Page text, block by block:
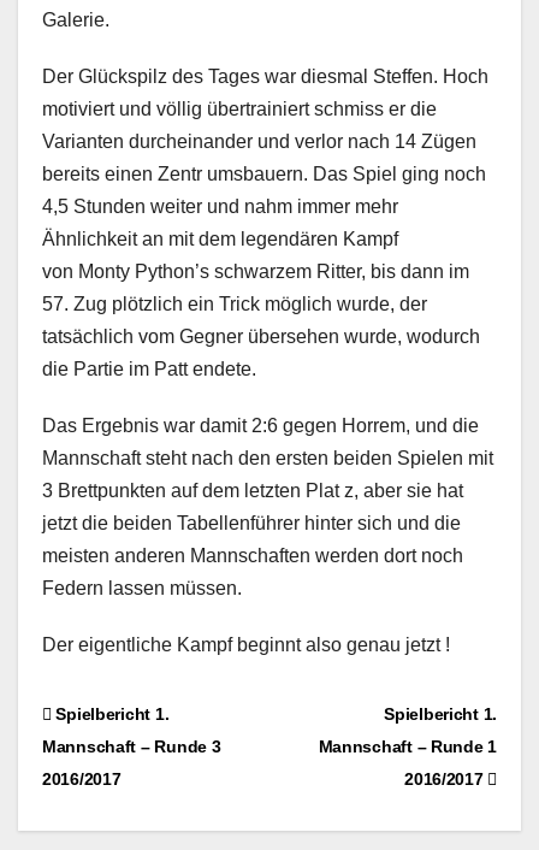
Galerie.
Der Glückspilz des Tages war diesmal Steffen. Hoch
motiviert und völlig übertrainiert schmiss er die
Varianten durcheinander und verlor nach 14 Zügen
bereits einen Zentr umsbauern. Das Spiel ging noch
4,5 Stunden weiter und nahm immer mehr
Ähnlichkeit an mit dem legendären Kampf
von Monty Python’s schwarzem Ritter, bis dann im
57. Zug plötzlich ein Trick möglich wurde, der
tatsächlich vom Gegner übersehen wurde, wodurch
die Partie im Patt endete.
Das Ergebnis war damit 2:6 gegen Horrem, und die
Mannschaft steht nach den ersten beiden Spielen mit
3 Brettpunkten auf dem letzten Plat z, aber sie hat
jetzt die beiden Tabellenführer hinter sich und die
meisten anderen Mannschaften werden dort noch
Federn lassen müssen.
Der eigentliche Kampf beginnt also genau jetzt !
BeitragsnavigationSpielbericht 1.
Mannschaft – Runde 1
2016/2017
Spielbericht 1.
Mannschaft – Runde 3
2016/2017